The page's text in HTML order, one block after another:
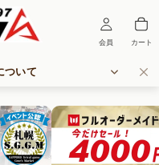
ついて
誠にありがとうございます。
に大幅な遅延が生じておりま
ることが見込まれます。